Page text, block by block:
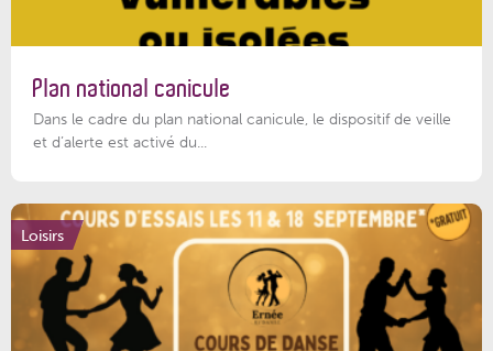
Plan national canicule
Dans le cadre du plan national canicule, le dispositif de veille
et d’alerte est activé du...
Loisirs